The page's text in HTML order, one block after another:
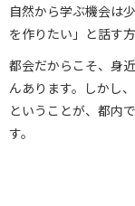
自然から学ぶ機会は
を作りたい」と話す
都会だからこそ、身
んあります。しかし
ということが、都内
す。